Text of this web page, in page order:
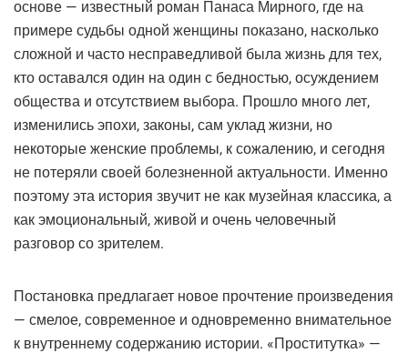
основе — известный роман Панаса Мирного, где на
примере судьбы одной женщины показано, насколько
сложной и часто несправедливой была жизнь для тех,
кто оставался один на один с бедностью, осуждением
общества и отсутствием выбора. Прошло много лет,
изменились эпохи, законы, сам уклад жизни, но
некоторые женские проблемы, к сожалению, и сегодня
не потеряли своей болезненной актуальности. Именно
поэтому эта история звучит не как музейная классика, а
как эмоциональный, живой и очень человечный
разговор со зрителем.
Постановка предлагает новое прочтение произведения
— смелое, современное и одновременно внимательное
к внутреннему содержанию истории. «Проститутка» —